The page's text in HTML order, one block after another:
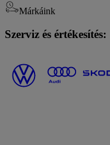
Márkáink
Szerviz és értékesítés: